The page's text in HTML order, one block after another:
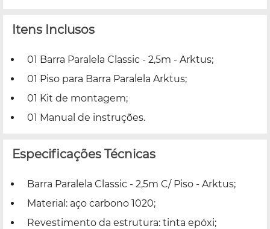
Itens Inclusos
01 Barra Paralela Classic - 2,5m - Arktus;
01 Piso para Barra Paralela Arktus;
01 Kit de montagem;
01 Manual de instruções.
Especificações Técnicas
Barra Paralela Classic - 2,5m C/ Piso - Arktus;
Material: aço carbono 1020;
Revestimento da estrutura: tinta epóxi;